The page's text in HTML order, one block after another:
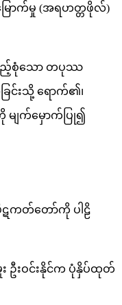
ောက်မှု (အရဟတ္တဖိုလ်)
ြည့်စုံသော တပုဿ
င်းသို့ ရောက်၏၊
မျက်မှောက်ပြု၍
ပိဋကတ်တော်ကို ပါဠိ
း ဦးဝင်းနိုင်က ပုံနှိပ်ထုတ်